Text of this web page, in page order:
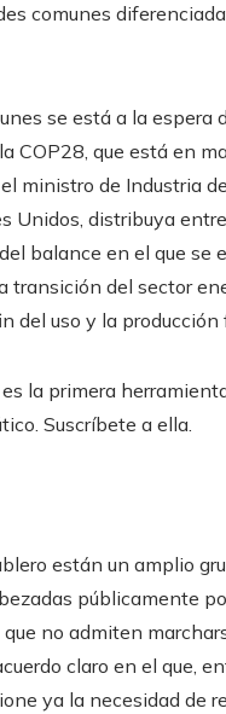
comunes
se está a la espera
COP28, que está en
ministro de Industria de
Unidos, distribuya
balance en el que se
transición del sector
del uso y la producción
la primera
Suscríbete a ella.
están un amplio
públicamente
que no admiten
claro en el que,
ya la necesidad de